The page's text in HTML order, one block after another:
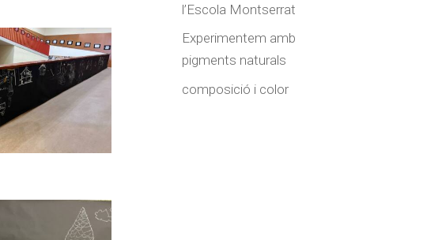
l’Escola Montserrat
Experimentem amb
pigments naturals
composició i color